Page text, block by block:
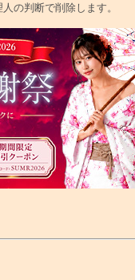
判断で削除します。